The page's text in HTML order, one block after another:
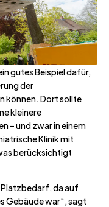
gutes Beispiel dafür,
der
können. Dort sollte
kleinere
– und zwar in einem
Klinik mit
berücksichtigt
Platzbedarf, da auf
Gebäude war“, sagt